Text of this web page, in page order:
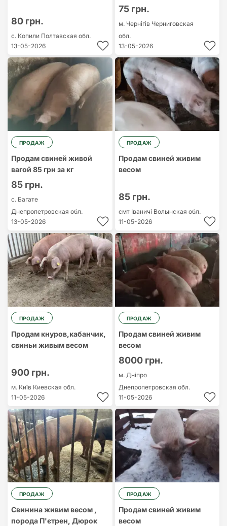
80 грн.
с. Копили Полтавская обл.
13-05-2026
75 грн.
м. Чернігів Черниговская
обл.
13-05-2026
ПРОДАЖ
Продам свиней живой
вагой 85 грн за кг
85 грн.
с. Багате
Днепропетровская обл.
13-05-2026
ПРОДАЖ
Продам свиней живим
весом
85 грн.
смт Іваничі Волынская обл.
11-05-2026
ПРОДАЖ
Продам кнуров,кабанчик,
свиньи живым весом
900 грн.
м. Київ Киевская обл.
11-05-2026
ПРОДАЖ
Продам свиней живим
весом
8000 грн.
м. Дніпро
Днепропетровская обл.
11-05-2026
ПРОДАЖ
Свинина живим весом ,
порода П'єтрен, Дюрок
ПРОДАЖ
Продам свиней живим
весом